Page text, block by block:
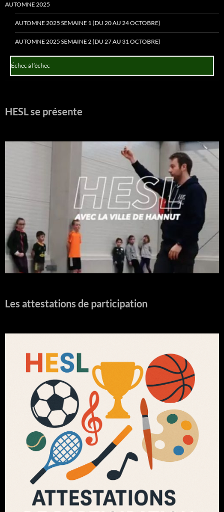
AUTOMNE 2025
AUTOMNE 2025 SEMAINE 1 (DU 20 AU 24 OCTOBRE)
AUTOMNE 2025 SEMAINE 2 (DU 27 AU 31 OCTOBRE)
Échec à l’échec
HESL se présente
Les attestations de participation